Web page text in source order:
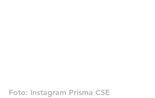
Foto: Instagram Prisma CSE